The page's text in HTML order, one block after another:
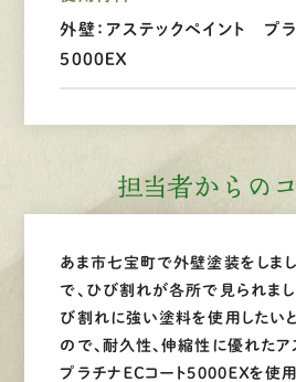
外壁：アステックペイント プラ
5000ＥＸ
担当者からの
あま市七宝町で外壁塗装をしま
で、ひび割れが各所で見られま
び割れに強い塗料を使用したい
ので、耐久性、伸縮性に優れたア
プラチナＥＣコート5000ＥＸを使